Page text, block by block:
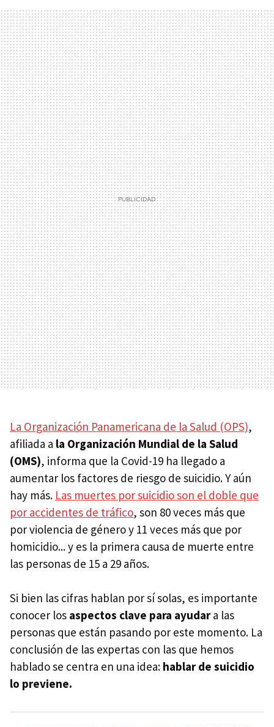
La Organización Panamericana de la Salud (OPS),
afiliada a la Organización Mundial de la Salud
(OMS), informa que la Covid-19 ha llegado a
aumentar los factores de riesgo de suicidio. Y aún
hay más. Las muertes por suicidio son el doble que
por accidentes de tráfico, son 80 veces más que
por violencia de género y 11 veces más que por
homicidio... y es la primera causa de muerte entre
las personas de 15 a 29 años.
Si bien las cifras hablan por sí solas, es importante
conocer los aspectos clave para ayudara las
personas que están pasando por este momento. La
conclusión de las expertas con las que hemos
hablado se centra en una idea: hablar de suicidio
lo previene.